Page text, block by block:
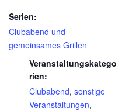
Serien:
Clubabend und
gemeinsames Grillen
Veranstaltungskatego
rien:
Clubabend, sonstige
Veranstaltungen,